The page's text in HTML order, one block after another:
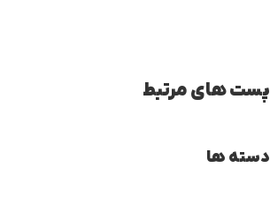
پست های مرتبط
دسته ها